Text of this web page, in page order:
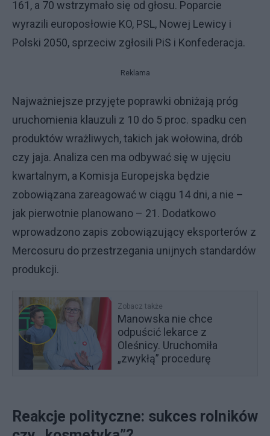
161, a 70 wstrzymało się od głosu. Poparcie
wyrazili europosłowie KO, PSL, Nowej Lewicy i
Polski 2050, sprzeciw zgłosili PiS i Konfederacja.
Reklama
Najważniejsze przyjęte poprawki obniżają próg
uruchomienia klauzuli z 10 do 5 proc. spadku cen
produktów wrażliwych, takich jak wołowina, drób
czy jaja. Analiza cen ma odbywać się w ujęciu
kwartalnym, a Komisja Europejska będzie
zobowiązana zareagować w ciągu 14 dni, a nie –
jak pierwotnie planowano – 21. Dodatkowo
wprowadzono zapis zobowiązujący eksporterów z
Mercosuru do przestrzegania unijnych standardów
produkcji.
Zobacz także
Manowska nie chce
odpuścić lekarce z
Oleśnicy. Uruchomiła
„zwykłą” procedurę
Reakcje polityczne: sukces rolników